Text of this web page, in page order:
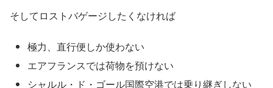
そしてロストバゲージしたくなければ
極力、直行便しか使わない
エアフランスでは荷物を預けない
シャルル・ド・ゴール国際空港では乗り継ぎしない